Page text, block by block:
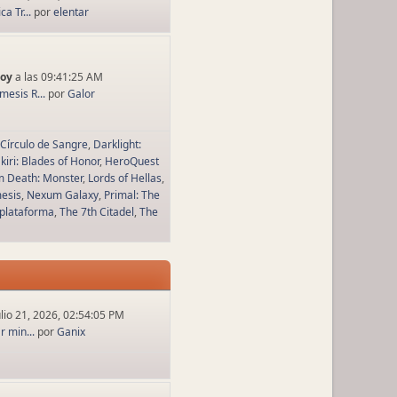
Tr... porelentar
a las 09:41:25 AM
R... porGalor
Círculo de Sangre Darklight:
Blades of Honor HeroQuest
Death: Monster Lords of Hellas
Nexum Galaxy Primal: The
The 7th Citadel The
21, 2026, 02:54:05 PM
min... porGanix